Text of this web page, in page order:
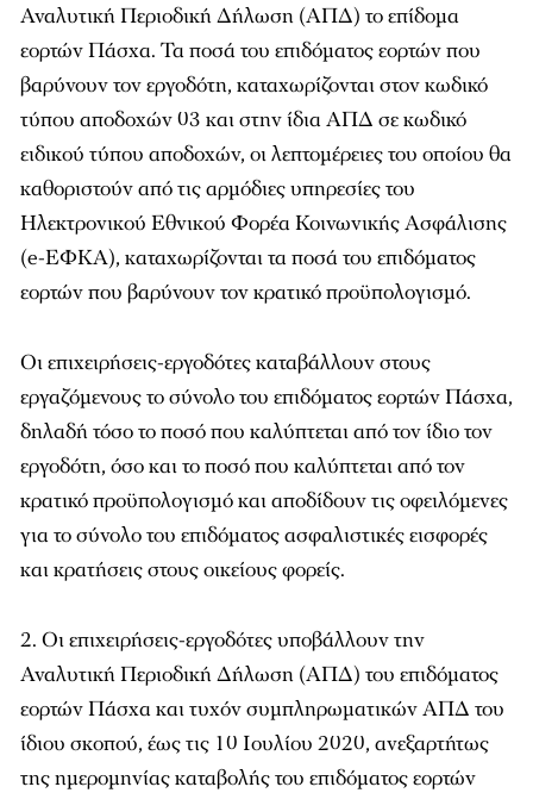
Αναλυτική Περιοδική Δήλωση (ΑΠΔ) το επίδομα
εορτών Πάσχα. Τα ποσά του επιδόματος εορτών που
βαρύνουν τον εργοδότη, καταχωρίζονται στον κωδικό
τύπου αποδοχών 03 και στην ίδια ΑΠΔ σε κωδικό
ειδικού τύπου αποδοχών, οι λεπτομέρειες του οποίου θα
καθοριστούν από τις αρμόδιες υπηρεσίες του
Ηλεκτρονικού Εθνικού Φορέα Κοινωνικής Ασφάλισης
(e-ΕΦΚΑ), καταχωρίζονται τα ποσά του επιδόματος
εορτών που βαρύνουν τον κρατικό προϋπολογισμό.
Οι επιχειρήσεις-εργοδότες καταβάλλουν στους
εργαζόμενους το σύνολο του επιδόματος εορτών Πάσχα,
δηλαδή τόσο το ποσό που καλύπτεται από τον ίδιο τον
εργοδότη, όσο και το ποσό που καλύπτεται από τον
κρατικό προϋπολογισμό και αποδίδουν τις οφειλόμενες
για το σύνολο του επιδόματος ασφαλιστικές εισφορές
και κρατήσεις στους οικείους φορείς.
Οι επιχειρήσεις-εργοδότες υποβάλλουν την
Αναλυτική Περιοδική Δήλωση (ΑΠΔ) του επιδόματος
εορτών Πάσχα και τυχόν συμπληρωματικών ΑΠΔ του
ίδιου σκοπού, έως τις 10 Ιουλίου 2020, ανεξαρτήτως
της ημερομηνίας καταβολής του επιδόματος εορτών